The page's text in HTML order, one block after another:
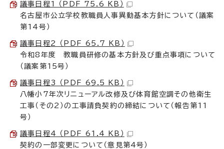
議事日程1 （PDF 75.6 KB）
名古屋市公立学校教職員人事異動基本方針について（議案
第14号）
議事日程2 （PDF 65.7 KB）
令和8年度 教職員研修の基本方針及び重点事項について
（議案第15号）
議事日程3 （PDF 69.5 KB）
八幡小7年次リニューアル改修及び体育館空調その他衛生
工事（その2）の工事請負契約の締結について（報告第11
号）
議事日程4 （PDF 61.4 KB）
契約の一部変更について（意見第4号）